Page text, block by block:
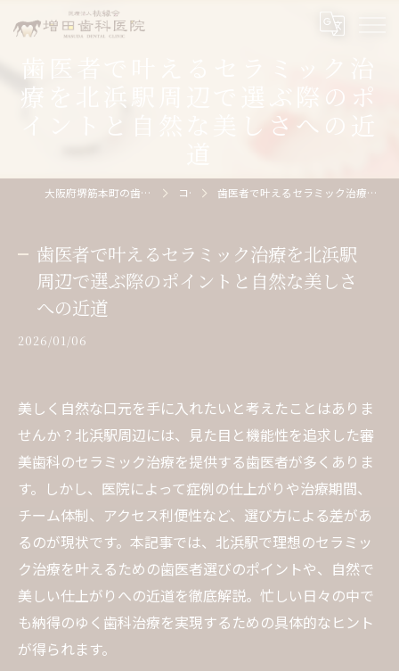
歯医者で叶えるセラミック治
療を北浜駅周辺で選ぶ際のポ
イントと自然な美しさへの近
大阪府堺筋本町の歯医者なら医療法人桃縁会増田歯科医院 コラム 歯医者で叶えるセラミック治療を北浜駅周辺で選ぶ際のポイントと自然な美しさへの近道
歯医者で叶えるセラミック治療を北浜駅
周辺で選ぶ際のポイントと自然な美しさ
への近道
2026/01/06
美しく自然な口元を手に入れたいと考えたことはありま
せんか？北浜駅周辺には、見た目と機能性を追求した審
美歯科のセラミック治療を提供する歯医者が多くありま
す。しかし、医院によって症例の仕上がりや治療期間、
チーム体制、アクセス利便性など、選び方による差があ
るのが現状です。本記事では、北浜駅で理想のセラミッ
ク治療を叶えるための歯医者選びのポイントや、自然で
美しい仕上がりへの近道を徹底解説。忙しい日々の中で
も納得のゆく歯科治療を実現するための具体的なヒント
が得られます。